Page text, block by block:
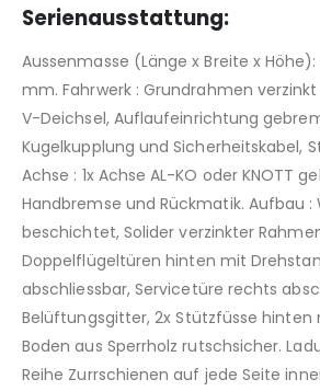
Serienausstattung:
Aussenmasse (Länge x Breite x
mm. Fahrwerk : Grundrahmen
V-Deichsel, Auflaufeinrichtung
Kugelkupplung und Sicherheitskabel,
Achse : 1x Achse AL-KO oder KNOTT
Handbremse und Rückmatik. Aufbau :
beschichtet, Solider verzinkter
Doppelflügeltüren hinten mit
abschliessbar, Servicetüre rechts
Belüftungsgitter, 2x Stützfüsse hinten
Boden aus Sperrholz rutschsicher.
Reihe Zurrschienen auf jede Seite